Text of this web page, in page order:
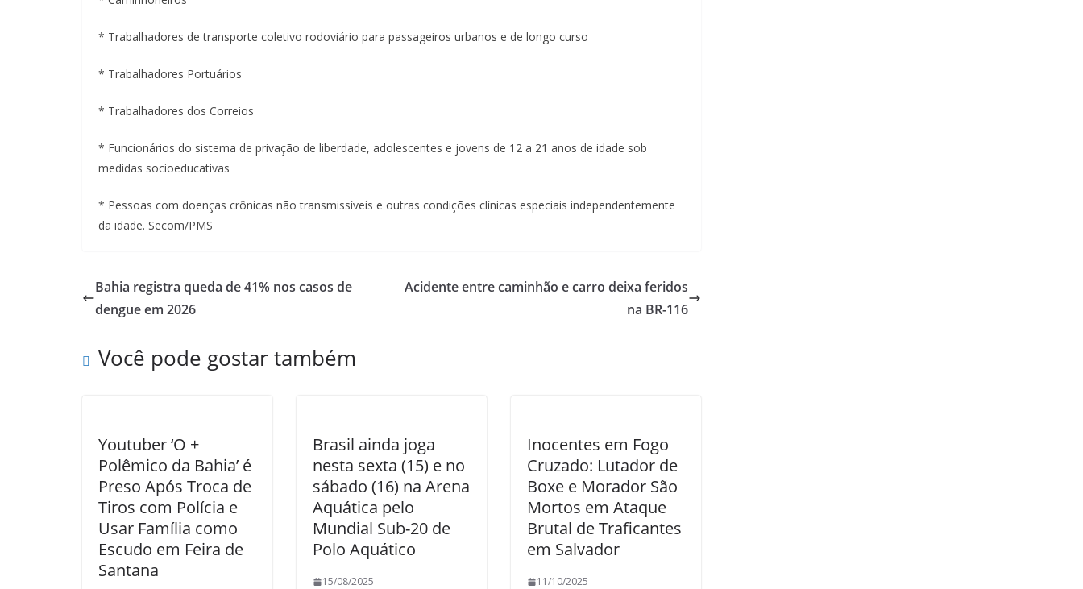
* Trabalhadores de transporte coletivo rodoviário para passageiros urbanos e de longo curso
* Trabalhadores Portuários
* Trabalhadores dos Correios
* Funcionários do sistema de privação de liberdade, adolescentes e jovens de 12 a 21 anos de idade sob
medidas socioeducativas
* Pessoas com doenças crônicas não transmissíveis e outras condições clínicas especiais independentemente
da idade. Secom/PMS
Bahia registra queda de 41% nos casos de
dengue em 2026
Acidente entre caminhão e carro deixa feridos
na BR-116
Você pode gostar também
Youtuber ‘O +
Polêmico da Bahia’ é
Preso Após Troca de
Tiros com Polícia e
Usar Família como
Escudo em Feira de
Santana
Brasil ainda joga
nesta sexta (15) e no
sábado (16) na Arena
Aquática pelo
Mundial Sub-20 de
Polo Aquático
15/08/2025
Inocentes em Fogo
Cruzado: Lutador de
Boxe e Morador São
Mortos em Ataque
Brutal de Traficantes
em Salvador
11/10/2025